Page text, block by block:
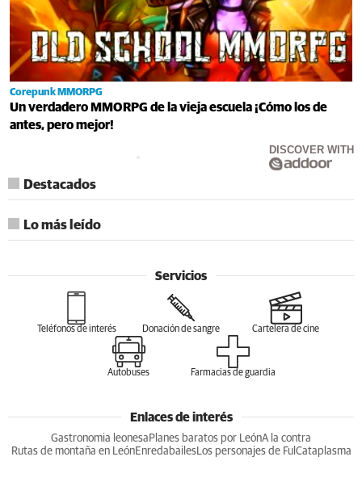
Corepunk MMORPG
Un verdadero MMORPG de la vieja escuela ¡Cómo los de
antes, pero mejor!
DISCOVER WITH
Destacados
Lo más leído
Servicios
Teléfonos de interés Donación de sangre Cartelera de cine
Autobuses Farmacias de guardia
Enlaces de interés
Gastronomia leonesa Planes baratos por LeónA la contra
Rutas de montaña en LeónEnredabailesLos personajes de Ful Cataplasma